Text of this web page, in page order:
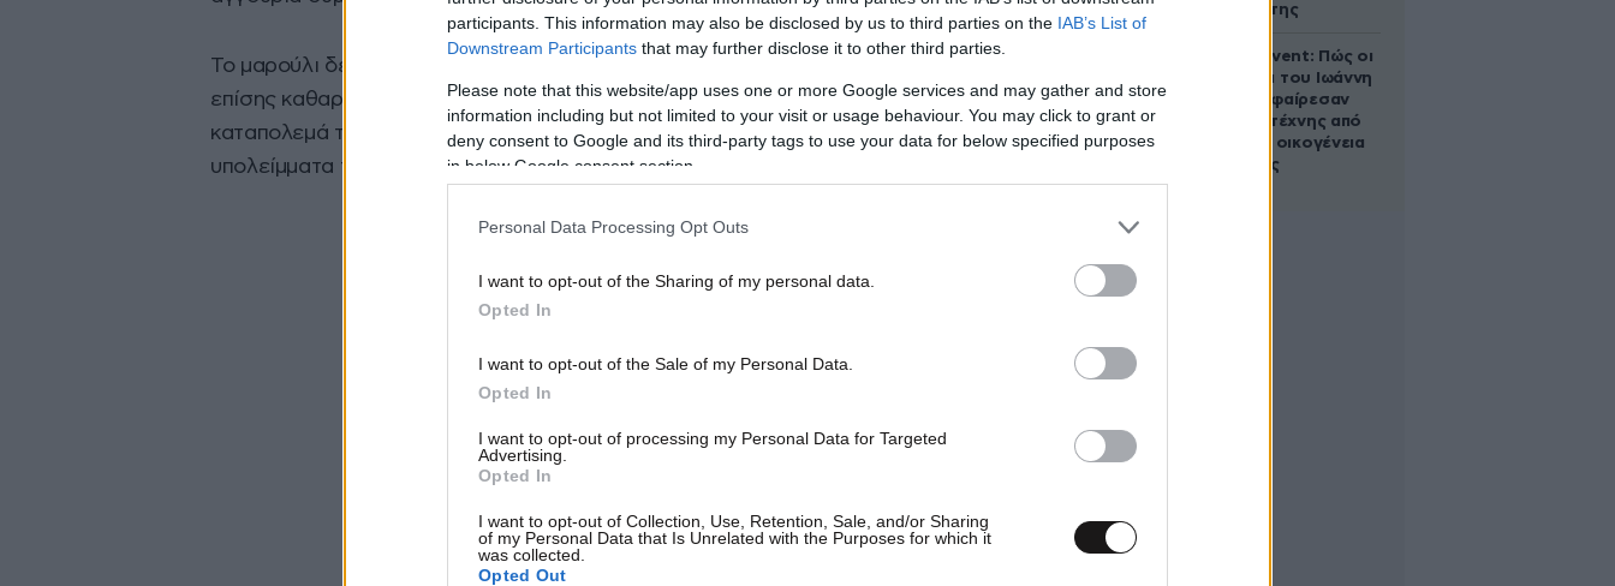
participants. This information may also be disclosed by us to third parties on the IAB’s List of
Downstream Participants that may further disclose it to other third parties.
Please note that this website/app uses one or more Google services and may gather and store
information including but not limited to your visit or usage behaviour. You may click to grant or
deny consent to Google and its third-party tags to use your data for below specified purposes
in below Google consent section.
Personal Data Processing Opt Outs
I want to opt-out of the Sharing of my personal data.
Opted In
I want to opt-out of the Sale of my Personal Data.
Opted In
I want to opt-out of processing my Personal Data for Targeted
Advertising.
Opted In
I want to opt-out of Collection, Use, Retention, Sale, and/or Sharing
of my Personal Data that Is Unrelated with the Purposes for which it
was collected.
Opted Out
Το μαρούλι δεν αφήνει τα δόντια να κιτρινίζουν. Το ίδιο και το σπανάκι. Το τυρί
επίσης καθαρίζει τα δόντια επειδή περιέχει ασβέστιο και φώσφορο. Ο μαϊντανός
καταπολεμά τη δυσάρεστη αναπνοή και το νερό καθαρίζει τα δόντια από τα
υπολείμματα των τροφών.
αντίδρασή της
Παλάτι Marivent: Πώς οι
κληρονόμοι του Ιωάννη
Σαριδάκη αφαίρεσαν
1.300 έργα τέχνης από
τη βασιλική οικογένεια
της Ισπανίας